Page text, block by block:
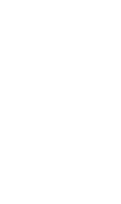
ければ1か月かかる長